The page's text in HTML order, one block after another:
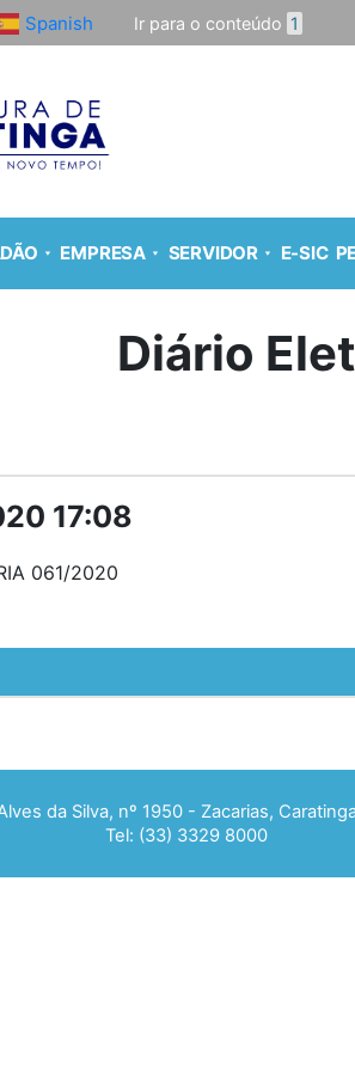
Spanish Ir para o conteúdo 1
EMPRESA SERVIDOR E-SIC
Diário
17:08
061/2020
da Silva, nº 1950 - Zacarias,
Tel: (33) 3329 8000